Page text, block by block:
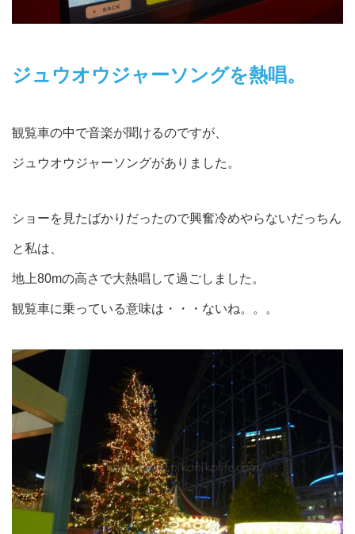
ジュウオウジャーソングを熱唱。
観覧車の中で音楽が聞けるのですが、
ジュウオウジャーソングがありました。
ショーを見たばかりだったので興奮冷めやらないだっちん
と私は、
地上80mの高さで大熱唱して過ごしました。
観覧車に乗っている意味は・・・ないね。。。